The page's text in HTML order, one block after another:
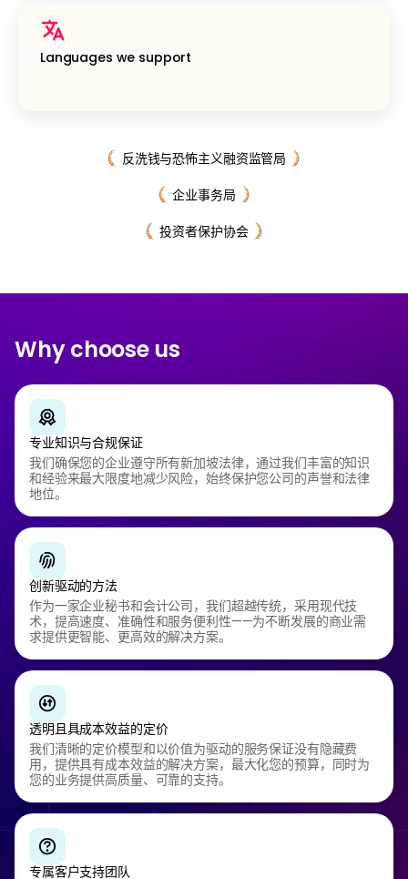
Languages we support
反洗钱与恐怖主义融资监管局
企业事务局
投资者保护协会
Why choose us
专业知识与合规保证
我们确保您的企业遵守所有新加坡法律，通过我们丰富的知识
和经验来最大限度地减少风险，始终保护您公司的声誉和法律
地位。
创新驱动的方法
作为一家企业秘书和会计公司，我们超越传统，采用现代技
术，提高速度、准确性和服务便利性——为不断发展的商业需
求提供更智能、更高效的解决方案。
透明且具成本效益的定价
我们清晰的定价模型和以价值为驱动的服务保证没有隐藏费
用，提供具有成本效益的解决方案，最大化您的预算，同时为
您的业务提供高质量、可靠的支持。
专属客户支持团队